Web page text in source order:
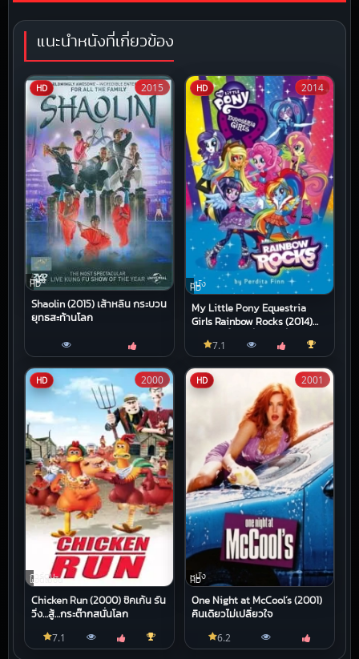
แนะนำหนังที่เกี่ยวข้อง
HD
หนัง
HD
Shaolin (2015) เส้าหลิน กระบวน
ยุทธสะท้านโลก
2015 HD
หนัง
HD
My Little Pony Equestria
Girls Rainbow Rocks (2014)
วนสาวร็อคแห่งอเควสเทรีย
2014
7.1
HD
การ์ตูน
แอนิเมชัน
Chicken Run (2000) ชิคเก้น รัน
วิ่ง…สู้…กระต๊ากสนั่นโลก
2000
7.1
HD
หนัง
HD
One Night at McCool’s (2001)
คืนเดียวไม่เปลี่ยวใจ
2001
6.2